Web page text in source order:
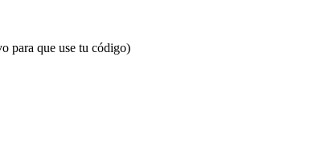
para que use tu código)